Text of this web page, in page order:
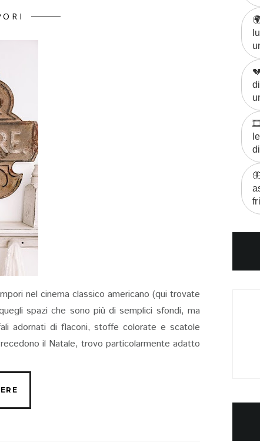
nel cinema classico americano (qui trovate
spazi che sono più di semplici sfondi, ma
adornati di flaconi, stoffe colorate e scatole
il Natale, trovo particolarmente adatto